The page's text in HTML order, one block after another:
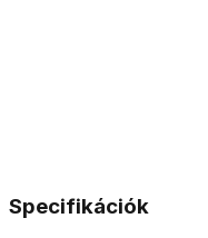
Specifikációk